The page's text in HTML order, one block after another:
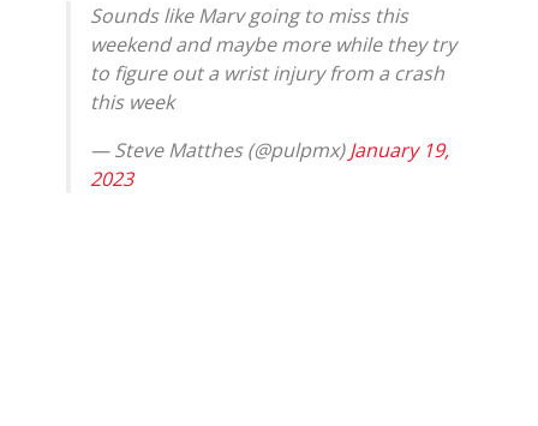
Sounds like Marv going to miss this
weekend and maybe more while they try
to figure out a wrist injury from a crash
this week
— Steve Matthes (@pulpmx)January 19,
2023